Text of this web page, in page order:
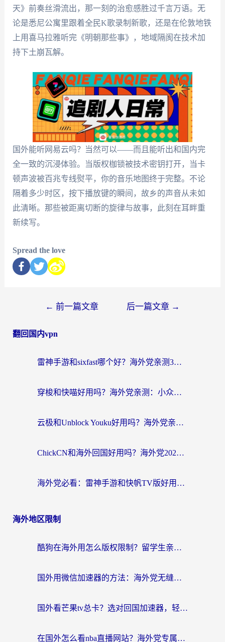
天》前奏丝滑流出，那一刻的治愈感胜过千言万语。无
论是悉尼公寓里跟着全民K歌录制新歌，还是在伦敦地铁
上用喜马拉雅听完《明朝那些事》，地域隔阂在技术加
持下土崩瓦解。
国外能听网易云吗？当然可以——而且能听出和国内完
全一致的沉浸体验。当版权枷锁被技术密钥打开，当卡
顿声波被百兆专线熨平，你的音乐地图终于完整。不论
隔着多少时区，按下播放键的瞬间，故乡的声音从未如
此清晰。那些被距离切断的旋律与故事，此刻在耳畔重
新续写。
Spread the love
← 前一篇文章 后一篇文章 →
翻回国内vpn
雷神手游和sixfast哪个好？海外党亲测3款回国加速器，教你选对不踩坑
穿梭和快喵好用吗？海外党亲测：小众加速器对比+番茄加速器深度体验
云极和Unblock Youku好用吗？海外党亲测+2026回国加速器避坑指南
ChickCN和海外回国好用吗？海外党2026亲测：从手游到影音，选对加速器的3个关键
海外党必看：雷神手游和快帆TV版好用吗？3步选对回国加速器不踩坑
海外地区限制
酷狗在海外用怎么版权限制？留学生亲测：3步解决听国内音乐难题
国外用微信加速器的方法：海外党无缝连接国内生活的实用指南
国外看芒果tv总卡？选对回国加速器，轻松追《浪姐》不费劲
在国外怎么看nba直播网站？海外党专属体育观赛指南，告别地区限制！